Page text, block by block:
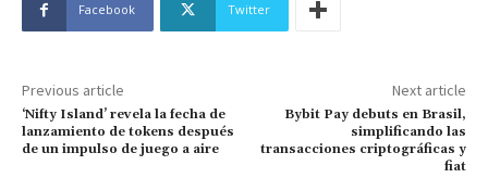
Facebook Twitter
Previous article
‘Nifty Island’ revela la fecha de
lanzamiento de tokens después
de un impulso de juego a aire
Next article
Bybit Pay debuts en Brasil,
simplificando las
transacciones criptográficas y
fiat